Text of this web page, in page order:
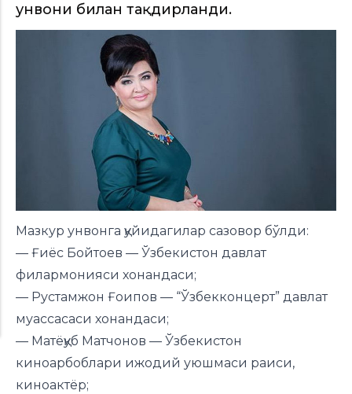
унвони билан тақдирланди.
Мазкур унвонга қуйидагилар сазовор бўлди:
— Ғиёс Бойтоев — Ўзбекистон давлат
филармонияси хонандаси;
— Рустамжон Ғоипов — “Ўзбекконцерт” давлат
муассасаси хонандаси;
— Матёқуб Матчонов — Ўзбекистон
киноарбоблари ижодий уюшмаси раиси,
киноактёр;